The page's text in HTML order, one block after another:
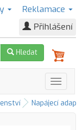
Reklamace
Přihlášení
Hledat
Napájecí